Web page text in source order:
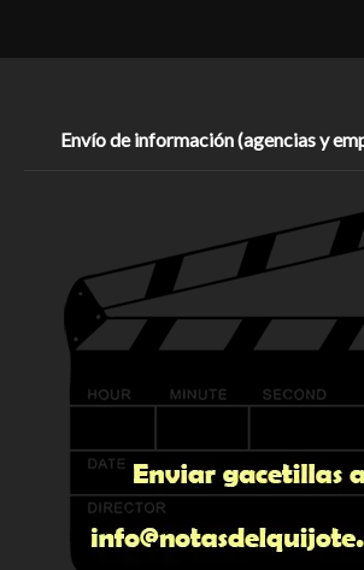
Envío de información (agencias y